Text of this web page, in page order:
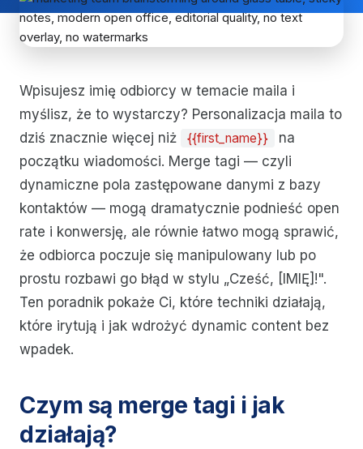
Wpisujesz imię odbiorcy w temacie maila i
myślisz, że to wystarczy? Personalizacja maila to
dziś znacznie więcej niż
{{first_name}}
na
początku wiadomości. Merge tagi — czyli
dynamiczne pola zastępowane danymi z bazy
kontaktów — mogą dramatycznie podnieść open
rate i konwersję, ale równie łatwo mogą sprawić,
że odbiorca poczuje się manipulowany lub po
prostu rozbawi go błąd w stylu „Cześć, [IMIĘ]!".
Ten poradnik pokaże Ci, które techniki działają,
które irytują i jak wdrożyć dynamic content bez
wpadek.
Czym są merge tagi i jak
działają?